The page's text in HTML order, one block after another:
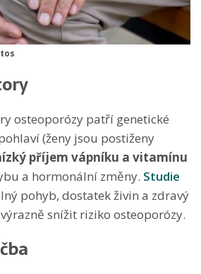
osteoporózy patří genetické
(ženy jsou postiženy
příjem vápníku a vitamínu
a hormonální změny. Studie
pohyb, dostatek živin a zdravý
snížit riziko osteoporózy.